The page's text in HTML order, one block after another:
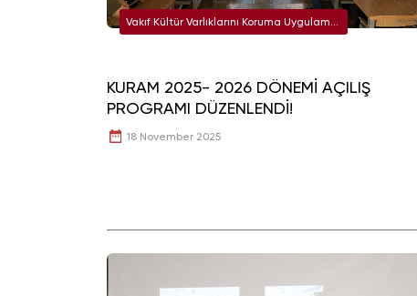
Vakıf Kültür Varlıklarını Koruma Uygulama
KURAM 2025- 2026 DÖNEMİ AÇILIŞ
PROGRAMI DÜZENLENDİ!
18 November 2025